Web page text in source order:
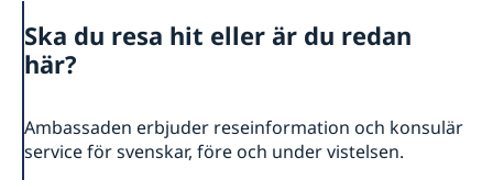
Ska du resa hit eller är du redan
här?
Ambassaden erbjuder reseinformation och konsulär
service för svenskar, före och under vistelsen.